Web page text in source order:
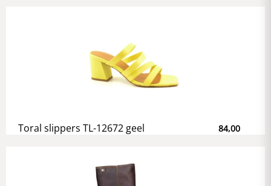
Toral slippers TL-12672 geel 84,00